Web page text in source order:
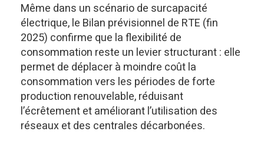
Même dans un scénario de surcapacité
électrique, le Bilan prévisionnel de RTE (fin
2025) confirme que la flexibilité de
consommation reste un levier structurant : elle
permet de déplacer à moindre coût la
consommation vers les périodes de forte
production renouvelable, réduisant
l’écrêtement et améliorant l’utilisation des
réseaux et des centrales décarbonées.